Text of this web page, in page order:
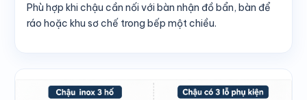
Phù hợp khi chậu cần nối với bàn nhận đồ bẩn, bàn để
ráo hoặc khu sơ chế trong bếp một chiều.